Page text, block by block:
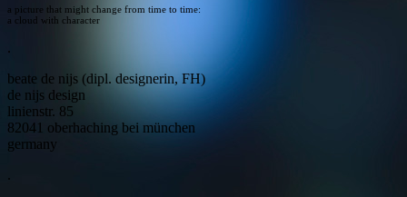
a picture that might change from time to time:
a cloud with character
.
beate de nijs (dipl. designerin, FH)
de nijs design
linienstr. 85
82041 oberhaching bei münchen
germany
.